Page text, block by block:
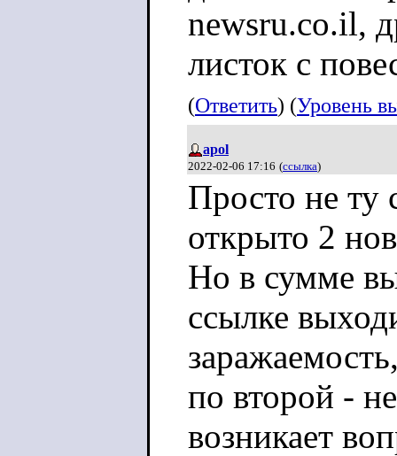
newsru.co.il,
листок с
(Ответить) (Уровень
apol
2022-02-06 17:16 (ссылка)
Просто не ту
открыто 2
Но в сумме
ссылке
по второй -
возникает